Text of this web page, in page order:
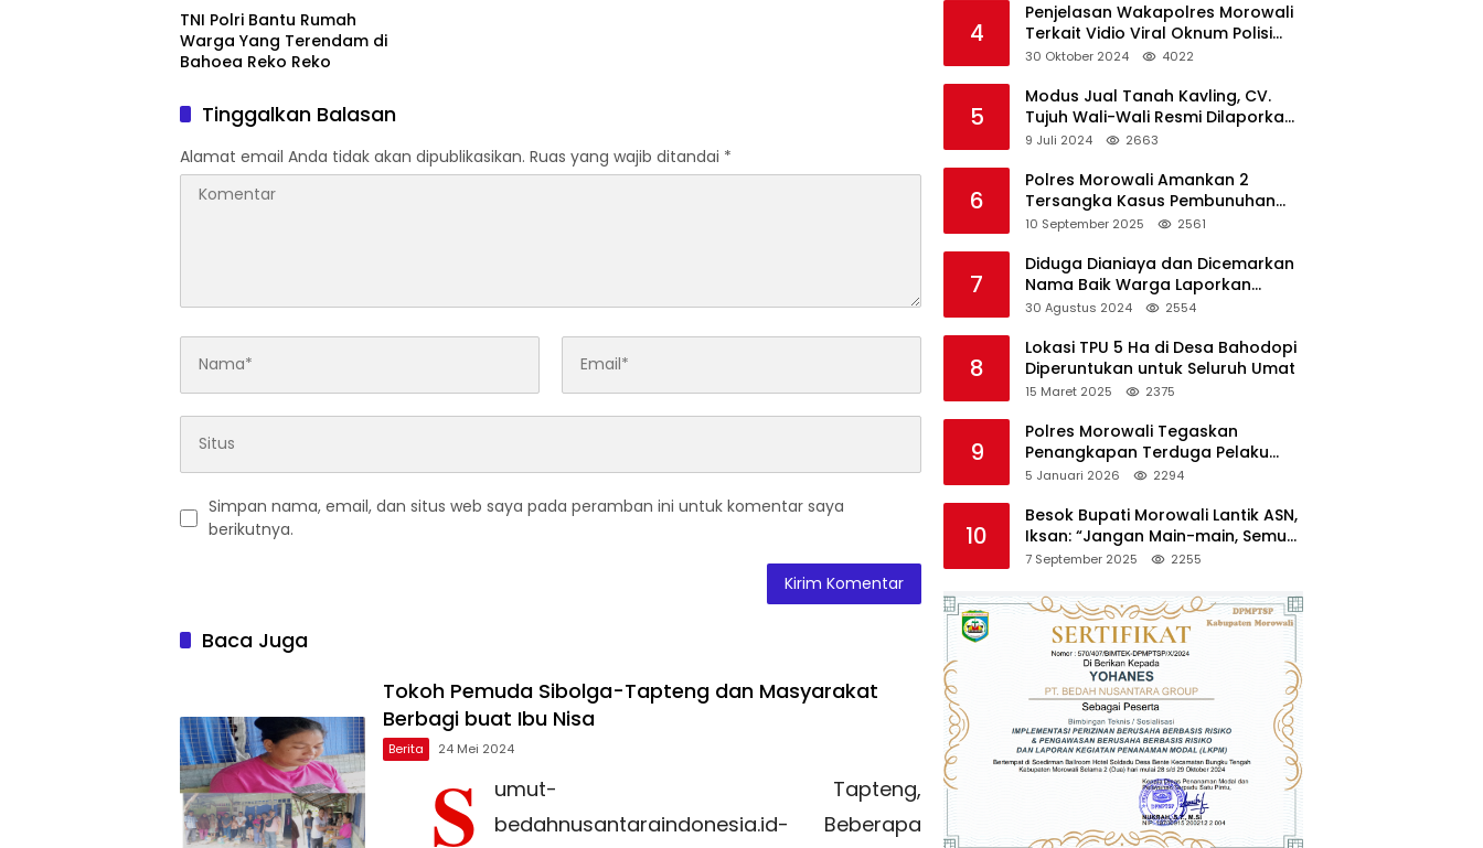
TNI Polri Bantu Rumah
Warga Yang Terendam di
Bahoea Reko Reko
Tinggalkan Balasan
Alamat email Anda tidak akan dipublikasikan. Ruas yang wajib ditandai *
Simpan nama, email, dan situs web saya pada peramban ini untuk komentar saya
berikutnya.
Baca Juga
Tokoh Pemuda Sibolga-Tapteng dan Masyarakat
Berbagi buat Ibu Nisa
Berita 24 Mei 2024
S
umut- Tapteng,
bedahnusantaraindonesia.id- Beberapa
4
Penjelasan Wakapolres Morowali
Terkait Vidio Viral Oknum Polisi
Dikerumuni Warga Bahodopi
30 Oktober 2024 4022
5
Modus Jual Tanah Kavling, CV.
Tujuh Wali-Wali Resmi Dilaporkan
di Polres Kendari
9 Juli 2024 2663
6
Polres Morowali Amankan 2
Tersangka Kasus Pembunuhan
WNA di Desa Topogaro
10 September 2025 2561
7
Diduga Dianiaya dan Dicemarkan
Nama Baik Warga Laporkan
Oknum Kades dan Oknum Polisi
30 Agustus 2024 2554
8
Lokasi TPU 5 Ha di Desa Bahodopi
Diperuntukan untuk Seluruh Umat
15 Maret 2025 2375
9
Polres Morowali Tegaskan
Penangkapan Terduga Pelaku
Pembakaran Kantor PT RCP Sesuai
5 Januari 2026 2294
10
Besok Bupati Morowali Lantik ASN,
Iksan: “Jangan Main-main, Semua
Saya Pantau”
7 September 2025 2255